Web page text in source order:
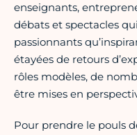
enseignants,
débats et spectacles
passionnants
étayées de retours
rôles modèles, de
être mises en
Pour prendre le pouls